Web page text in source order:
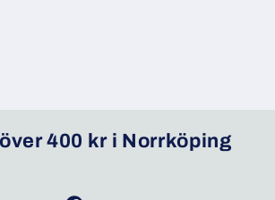
400 kr i Norrköping